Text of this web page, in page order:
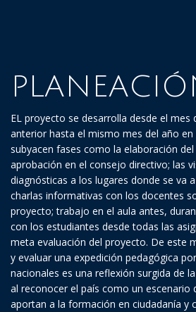
EL proyecto se desarrolla desde el mes
anterior hasta el mismo mes del año
subyacen fases como la elaboración
aprobación en el consejo directivo; las
diagnósticas a los lugares donde se va
charlas informativas con los docentes
proyecto; trabajo en el aula antes,
con los estudiantes desde todas las
meta evaluación del proyecto. De este
y evaluar una expedición pedagógica
nacionales es una reflexión surgida de
al reconocer el país como un escenario
aportan a la formación en ciudadanía y